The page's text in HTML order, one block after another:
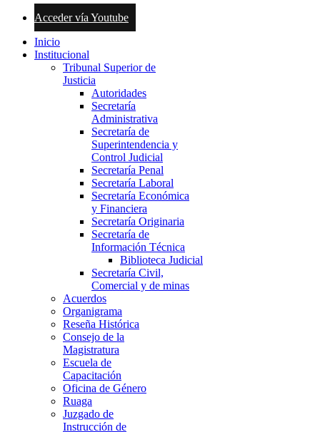
Acceder vía Youtube
Inicio
Institucional
Tribunal Superior de
Justicia
Autoridades
Secretaría
Administrativa
Secretaría de
Superintendencia y
Control Judicial
Secretaría Penal
Secretaría Laboral
Secretaría Económica
y Financiera
Secretaría Originaria
Secretaría de
Información Técnica
Biblioteca Judicial
Secretaría Civil,
Comercial y de minas
Acuerdos
Organigrama
Reseña Histórica
Consejo de la
Magistratura
Escuela de
Capacitación
Oficina de Género
Ruaga
Juzgado de
Instrucción de